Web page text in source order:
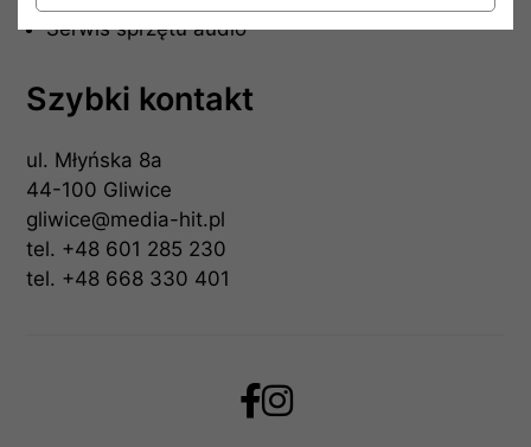
Serwis sprzętu audio
Szybki kontakt
ul. Młyńska 8a
44-100 Gliwice
gliwice@media-hit.pl
tel. +48 601 285 230
tel. +48 668 330 401